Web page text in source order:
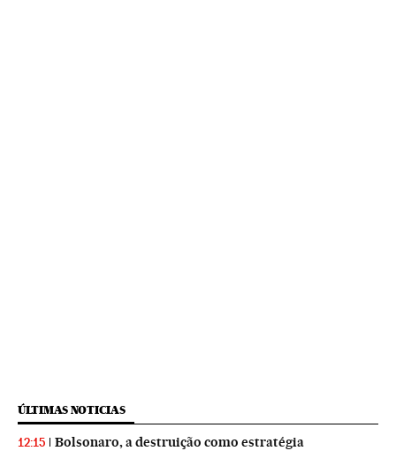
ÚLTIMAS NOTICIAS
12:15 Bolsonaro, a destruição como estratégia